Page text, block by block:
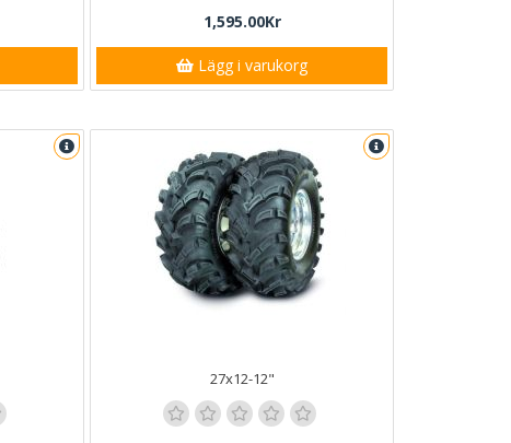
1,595.00Kr
Lägg i varukorg
27x12-12"